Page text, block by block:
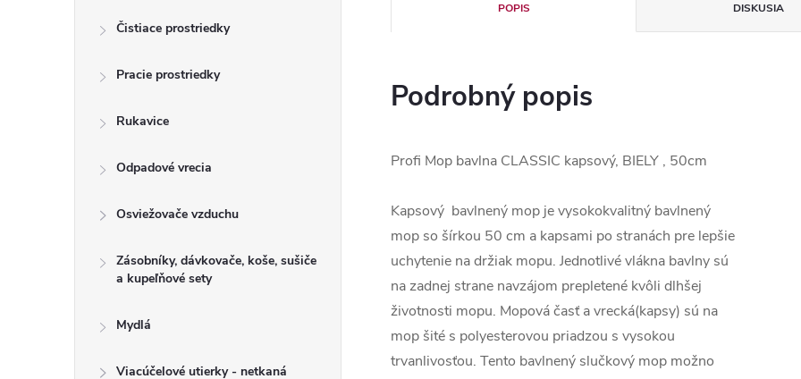
Čistiace prostriedky
Pracie prostriedky
Rukavice
Odpadové vrecia
Osviežovače vzduchu
Zásobníky, dávkovače, koše, sušiče
a kupeľňové sety
Mydlá
Viacúčelové utierky - netkaná
POPIS DISKUSIA
Podrobný popis
Profi Mop bavlna CLASSIC kapsový, BIELY , 50cm
Kapsový bavlnený mop je vysokokvalitný bavlnený
mop so šírkou 50 cm a kapsami po stranách pre lepšie
uchytenie na držiak mopu. Jednotlivé vlákna bavlny sú
na zadnej strane navzájom prepletené kvôli dlhšej
životnosti mopu. Mopová časť a vrecká(kapsy) sú na
mop šité s polyesterovou priadzou s vysokou
trvanlivosťou. Tento bavlnený slučkový mop možno